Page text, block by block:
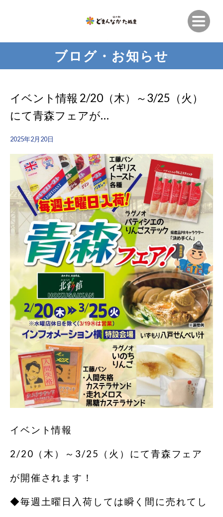
ブログ・お知らせ
イベント情報 2/20（木）～3/25（火）
にて青森フェアが…
2025年2月20日
イベント情報
2/20（木）～3/25（火）にて青森フェア
が開催されます！
◆毎週土曜日入荷しては瞬く間に売れてし